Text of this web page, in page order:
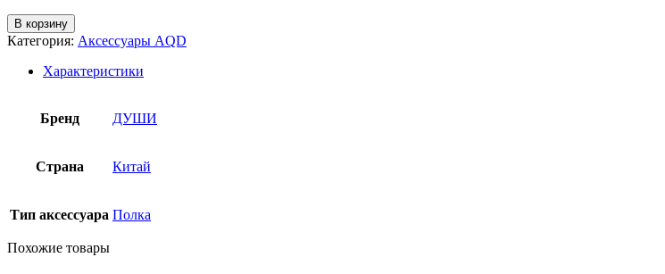
В корзину
Категория: Аксессуары AQD
Характеристики
Бренд ДУШИ
Страна Китай
Тип аксессуара Полка
Похожие товары